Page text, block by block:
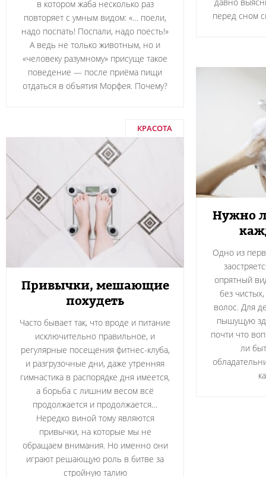
перед сном
в котором жаба несколько раз
повторяет с умным видом: «… поели,
надо поспать! Поспали, надо поесть!»
А ведь не только животным, но и
«человеку разумному» присуще такое
поведение — после приёма пищи
отдаться в объятия Морфея. Почему?
Нужно
Одно из
опрятный
без
волос. Для
пышущую
почти что
ли
КРАСОТА
Привычки, мешающие
похудеть
Часто бывает так, что вроде и питание
исключительно правильное, и
регулярные посещения фитнес-клуба,
и разгрузочные дни, даже утренняя
гимнастика в распорядке дня имеется,
а борьба с лишним весом всё
продолжается и продолжается…
Нередко виной тому являются
привычки, на которые мы не
обращаем внимания. Но именно они
играют решающую роль в битве за
стройную талию